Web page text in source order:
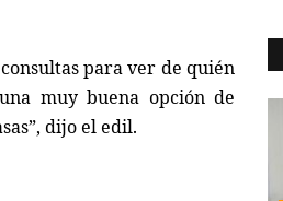
para ver de quién
muy buena opción de
dijo el edil.